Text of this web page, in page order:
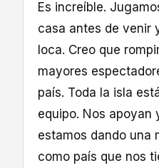
Es increíble.
casa antes de venir
loca. Creo que
mayores
país. Toda la isla
equipo. Nos apoyan
estamos dando una
como país que nos